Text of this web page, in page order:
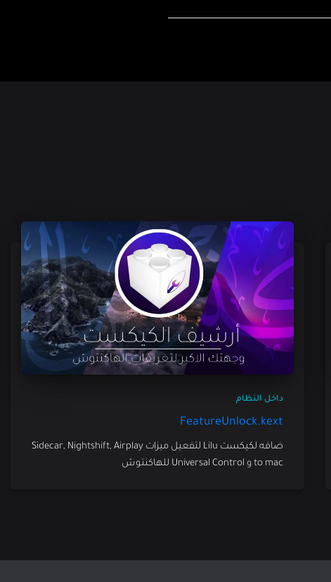
داخل النظام
FeatureUnlock.kext
ضافه لكيكست Lilu لتفعيل ميزات Sidecar, Nightshift, Airplay
to mac و Universal Control للهاكنتوش